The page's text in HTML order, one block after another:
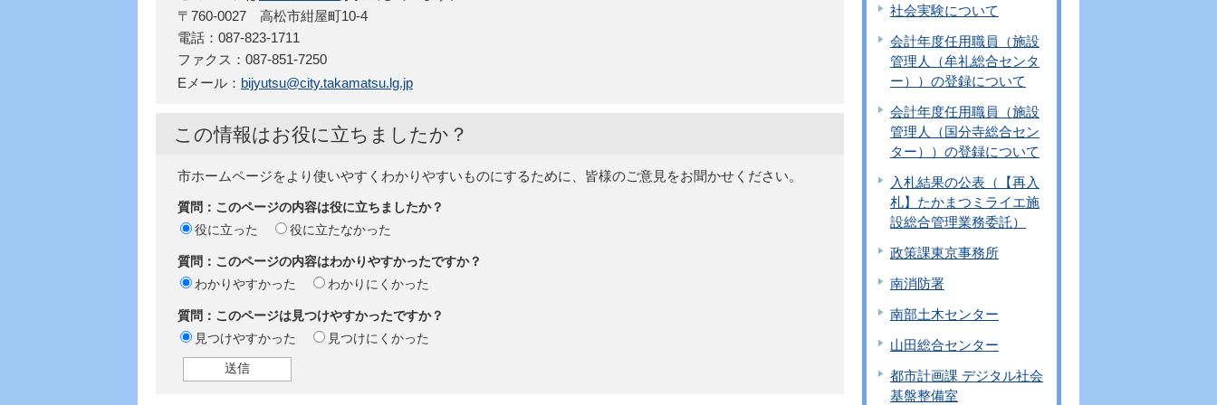
〒760-0027 高松市紺屋町10-4
電話：087-823-1711
ファクス：087-851-7250
Eメール： bijyutsu@city.takamatsu.lg.jp
この情報はお役に立ちましたか？
市ホームページをより使いやすくわかりやすいものにするために、皆様のご意見をお聞かせください。
質問：このページの内容は役に立ちましたか？
役に立った
役に立たなかった
質問：このページの内容はわかりやすかったですか？
わかりやすかった
わかりにくかった
質問：このページは見つけやすかったですか？
見つけやすかった
見つけにくかった
社会実験について
会計年度任用職員（施設
管理人（牟礼総合センタ
ー））の登録について
会計年度任用職員（施設
管理人（国分寺総合セン
ター））の登録について
入札結果の公表（【再入
札】たかまつミライエ施
設総合管理業務委託）
政策課東京事務所
南消防署
南部土木センター
山田総合センター
都市計画課 デジタル社会
基盤整備室